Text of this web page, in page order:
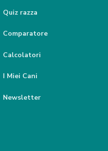
Quiz razza
Comparatore
Calcolatori
I Miei Cani
Newsletter